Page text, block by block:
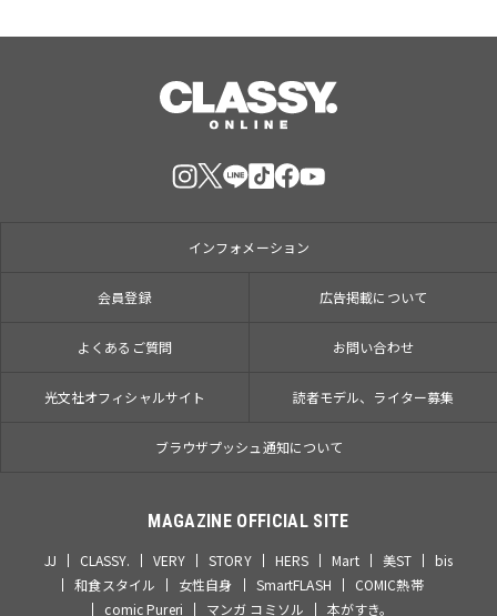
インフォメーション
会員登録 広告掲載について
よくあるご質問 お問い合わせ
光文社オフィシャルサイト 読者モデル、ライター募集
ブラウザプッシュ通知について
MAGAZINE OFFICIAL SITE
JJ CLASSY. VERY STORY HERS Mart 美ST
bis
和食スタイル
女性自身 SmartFLASH
COMIC熱帯
comic Pureri
マンガ コミソル 本がすき。